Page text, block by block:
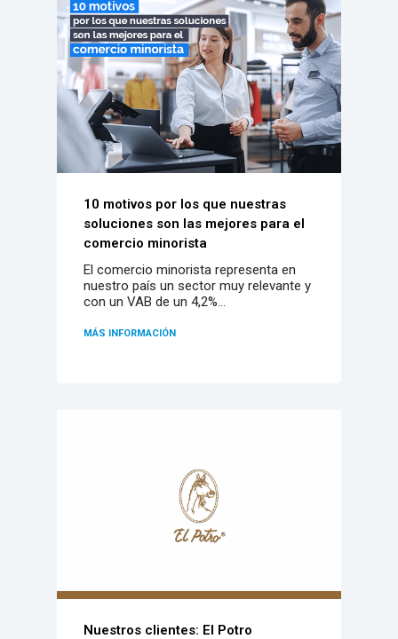
electrónico, fideliza a tus clientes con un
completo CRM...
10 motivos por los que nuestras
soluciones son las mejores para el
comercio minorista
El comercio minorista representa en
nuestro país un sector muy relevante y
con un VAB de un 4,2%...
MÁS INFORMACIÓN
Nuestros clientes: El Potro